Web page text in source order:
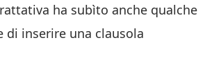
ha subìto anche qualche
di inserire una clausola